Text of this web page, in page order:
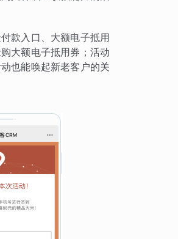
款入口、大额电子抵用
大额电子抵用券；活动
也能唤起新老客户的关